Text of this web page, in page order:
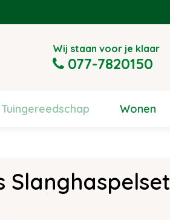
Wij staan voor je klaar
077-7820150
Tuingereedschap Wonen
Slanghaspelset